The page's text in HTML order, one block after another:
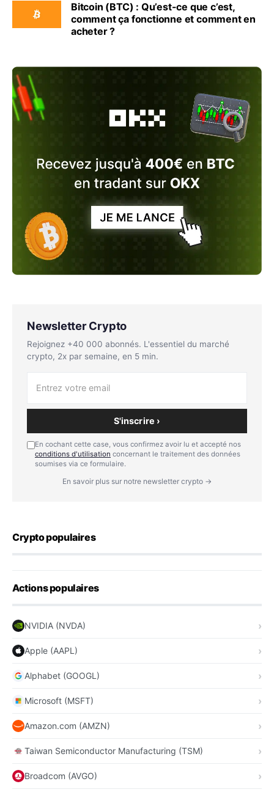
Bitcoin (BTC) : Qu’est-ce que c’est,
comment ça fonctionne et comment en
acheter ?
Newsletter Crypto
Rejoignez +40 000 abonnés. L'essentiel du marché
crypto, 2x par semaine, en 5 min.
S'inscrire ›
En cochant cette case, vous confirmez avoir lu et accepté nos
conditions d'utilisation concernant le traitement des données
soumises via ce formulaire.
En savoir plus sur notre newsletter crypto →
Crypto populaires
Actions populaires
NVIDIA (NVDA)
Apple (AAPL)
Alphabet (GOOGL)
Microsoft (MSFT)
Amazon.com (AMZN)
Taiwan Semiconductor Manufacturing (TSM)
Broadcom (AVGO)